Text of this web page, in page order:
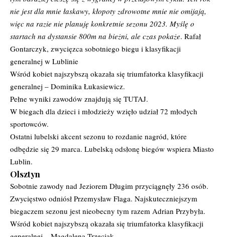
nie jest dla mnie łaskawy, kłopoty zdrowotne mnie nie omijają,
więc na razie nie planuję konkretnie sezonu 2023. Myślę o
startach na dystansie 800m na bieżni, ale czas pokaże. Rafał
Gontarczyk, zwycięzca sobotniego biegu i klasyfikacji
generalnej w Lublinie
Wśród kobiet najszybszą okazała się triumfatorka klasyfikacji
generalnej – Dominika Łukasiewicz.
Pełne wyniki zawodów znajdują się TUTAJ.
W biegach dla dzieci i młodzieży wzięło udział 72 młodych
sportowców.
Ostatni lubelski akcent sezonu to rozdanie nagród, które
odbędzie się 29 marca. Lubelską odsłonę biegów wspiera Miasto
Lublin.
Olsztyn
Sobotnie zawody nad Jeziorem Długim przyciągnęły 236 osób.
Zwycięstwo odniósł Przemysław Flaga. Najskuteczniejszym
biegaczem sezonu jest nieobecny tym razem Adrian Przybyła.
Wśród kobiet najszybszą okazała się triumfatorka klasyfikacji